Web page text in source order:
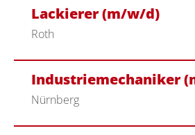
Lackierer (m/w/d)
Roth
Industriemechaniker
Nürnberg